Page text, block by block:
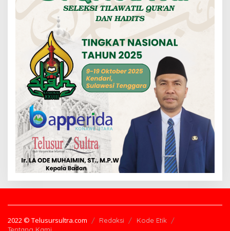
2022 © Telusursultra.com Redaksi
Kode Etik